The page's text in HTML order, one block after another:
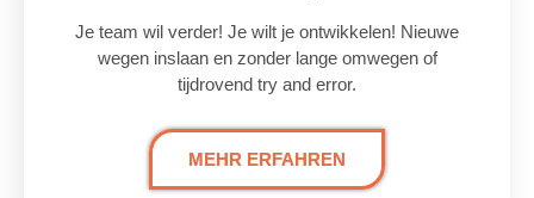
Je team wil verder! Je wilt je ontwikkelen! Nieuwe
wegen inslaan en zonder lange omwegen of
tijdrovend try and error.
MEHR ERFAHREN